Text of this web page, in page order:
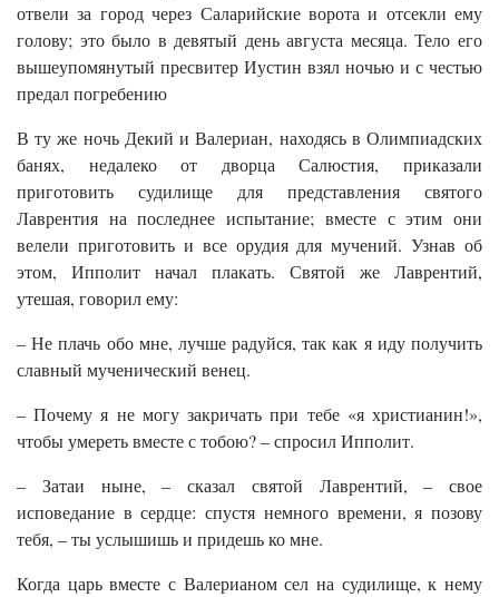
отвели за город через Саларийские ворота и отсекли ему
голову; это было в девятый день августа месяца. Тело его
вышеупомянутый пресвитер Иустин взял ночью и с честью
предал погребению
В ту же ночь Декий и Валериан, находясь в Олимпиадских
банях, недалеко от дворца Салюстия, приказали
приготовить судилище для представления святого
Лаврентия на последнее испытание; вместе с этим они
велели приготовить и все орудия для мучений. Узнав об
этом, Ипполит начал плакать. Святой же Лаврентий,
утешая, говорил ему:
– Не плачь обо мне, лучше радуйся, так как я иду получить
славный мученический венец.
– Почему я не могу закричать при тебе «я христианин!»,
чтобы умереть вместе с тобою? – спросил Ипполит.
– Затаи ныне, – сказал святой Лаврентий, – свое
исповедание в сердце: спустя немного времени, я позову
тебя, – ты услышишь и придешь ко мне.
Когда царь вместе с Валерианом сел на судилище, к нему